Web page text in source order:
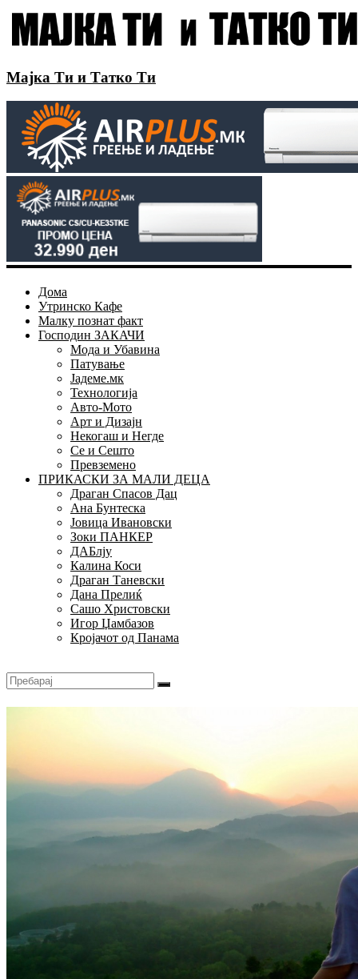
Мајка Ти и Татко Ти
Дома
Утринско Кафе
Малку познат факт
Господин ЗАКАЧИ
Мода и Убавина
Патување
Јадеме.мк
Технологија
Авто-Мото
Арт и Дизајн
Некогаш и Негде
Се и Сешто
Превземено
ПРИКАСКИ ЗА МАЛИ ДЕЦА
Драган Спасов Дац
Ана Бунтеска
Јовица Ивановски
Зоки ПАНКЕР
ДАБлју
Калина Коси
Драган Таневски
Дана Прелиќ
Сашо Христовски
Игор Џамбазов
Кројачот од Панама